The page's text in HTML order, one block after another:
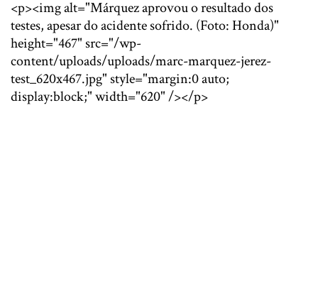
<p><img alt="Márquez aprovou o resultado dos
testes, apesar do acidente sofrido. (Foto: Honda)"
height="467" src="/wp-
content/uploads/uploads/marc-marquez-jerez-
test_620x467.jpg" style="margin:0 auto;
display:block;" width="620" /></p>